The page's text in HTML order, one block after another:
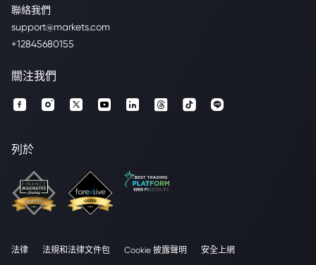
聯絡我們
support@markets.com
+12845680155
關注我們
列於
法律 法規和法律文件包 Cookie 披露聲明 安全上網